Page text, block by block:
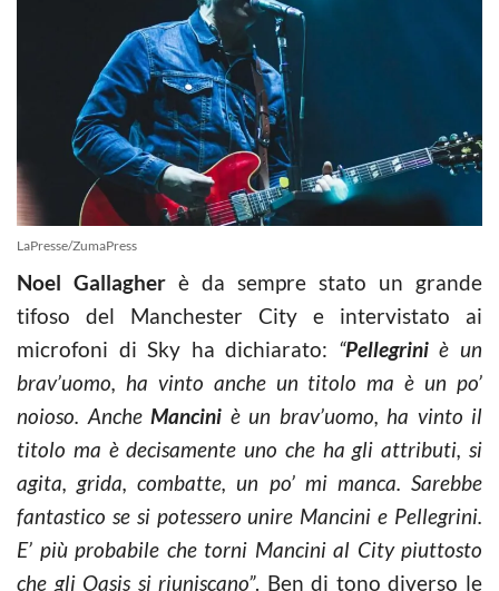
LaPresse/ZumaPress
Noel Gallagher è da sempre stato un grande
tifoso del Manchester City e intervistato ai
microfoni di Sky ha dichiarato: “Pellegriniè un
brav’uomo, ha vinto anche un titolo ma è un po’
noioso. Anche Mancini è un brav’uomo, ha vinto il
titolo ma è decisamente uno che ha gli attributi, si
agita, grida, combatte, un po’ mi manca. Sarebbe
fantastico se si potessero unire Mancini e Pellegrini.
E’ più probabile che torni Mancini al City piuttosto
che gli Oasis si riuniscano”. Ben di tono diverso le